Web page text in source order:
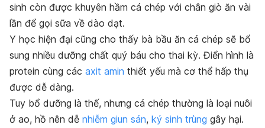
sinh còn được khuyên hầm cá chép với chân giò ăn vài
lần để gọi sữa về dào dạt.
Y học hiện đại cũng cho thấy bà bầu ăn cá chép sẽ bổ
sung nhiều dưỡng chất quý báu cho thai kỳ. Điển hình là
protein cùng các axit amin thiết yếu mà cơ thể hấp thụ
được dễ dàng.
Tuy bổ dưỡng là thế, nhưng cá chép thường là loại nuôi
ở ao, hồ nên dễ nhiễm giun sán, ký sinh trùng gây hại.